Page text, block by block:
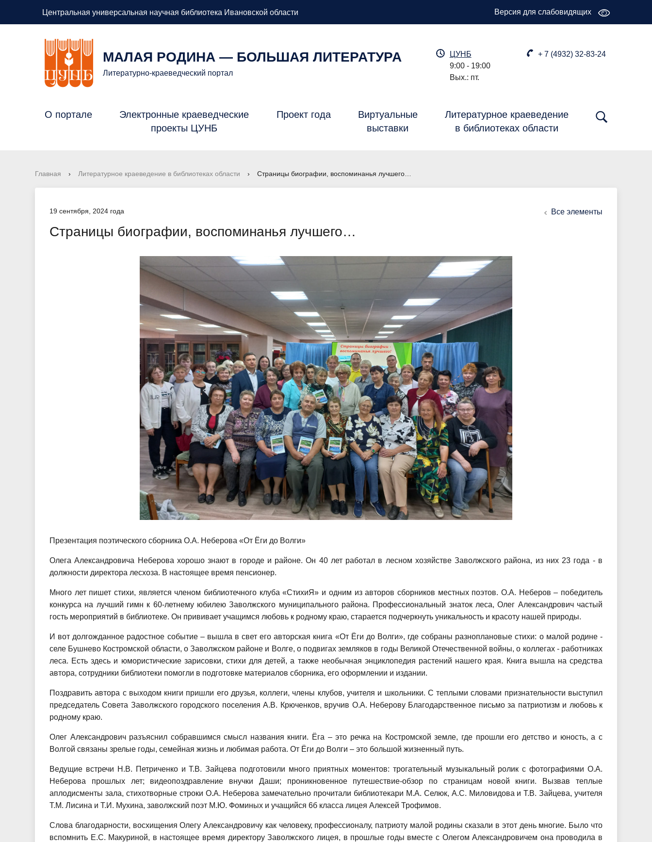
Центральная универсальная научная библиотека Ивановской области Версия для слабовидящих
МАЛАЯ РОДИНА — БОЛЬШАЯ ЛИТЕРАТУРА
Литературно-краеведческий портал
ЦУНБ
9:00 - 19:00
Вых.: пт.
+ 7 (4932) 32-83-24
О портале
Электронные краеведческие
проекты ЦУНБ
Проект года
Виртуальные
выставки
Литературное краеведение
в библиотеках области
Главная › Литературное краеведение в библиотеках области › Страницы биографии, воспоминанья лучшего…
19 сентября, 2024 года Все элементы
Страницы биографии, воспоминанья лучшего…
Презентация поэтического сборника О.А. Неберова «От Ёги до Волги»
Олега Александровича Неберова хорошо знают в городе и районе. Он 40 лет работал в лесном хозяйстве Заволжского района, из них 23 года - в
должности директора лесхоза. В настоящее время пенсионер.
Много лет пишет стихи, является членом библиотечного клуба «СтихиЯ» и одним из авторов сборников местных поэтов. О.А. Неберов – победитель
конкурса на лучший гимн к 60-летнему юбилею Заволжского муниципального района. Профессиональный знаток леса, Олег Александрович частый
гость мероприятий в библиотеке. Он прививает учащимся любовь к родному краю, старается подчеркнуть уникальность и красоту нашей природы.
И вот долгожданное радостное событие – вышла в свет его авторская книга «От Ёги до Волги», где собраны разноплановые стихи: о малой родине -
селе Бушнево Костромской области, о Заволжском районе и Волге, о подвигах земляков в годы Великой Отечественной войны, о коллегах - работниках
леса. Есть здесь и юмористические зарисовки, стихи для детей, а также необычная энциклопедия растений нашего края. Книга вышла на средства
автора, сотрудники библиотеки помогли в подготовке материалов сборника, его оформлении и издании.
Поздравить автора с выходом книги пришли его друзья, коллеги, члены клубов, учителя и школьники. С теплыми словами признательности выступил
председатель Совета Заволжского городского поселения А.В. Крюченков, вручив О.А. Неберову Благодарственное письмо за патриотизм и любовь к
родному краю.
Олег Александрович разъяснил собравшимся смысл названия книги. Ёга – это речка на Костромской земле, где прошли его детство и юность, а с
Волгой связаны зрелые годы, семейная жизнь и любимая работа. От Ёги до Волги – это большой жизненный путь.
Ведущие встречи Н.В. Петриченко и Т.В. Зайцева подготовили много приятных моментов: трогательный музыкальный ролик с фотографиями О.А.
Неберова прошлых лет; видеопоздравление внучки Даши; проникновенное путешествие-обзор по страницам новой книги. Вызвав теплые
аплодисменты зала, стихотворные строки О.А. Неберова замечательно прочитали библиотекари М.А. Селюк, А.С. Миловидова и Т.В. Зайцева, учителя
Т.М. Лисина и Т.И. Мухина, заволжский поэт М.Ю. Фоминых и учащийся 6б класса лицея Алексей Трофимов.
Слова благодарности, восхищения Олегу Александровичу как человеку, профессионалу, патриоту малой родины сказали в этот день многие. Было что
вспомнить Е.С. Макуриной, в настоящее время директору Заволжского лицея, в прошлые годы вместе с Олегом Александровичем она проводила в